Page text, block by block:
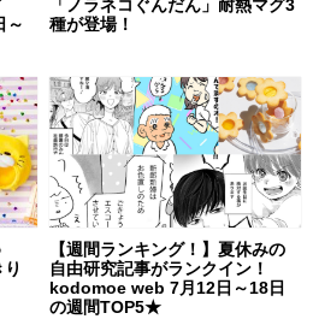
～
「ノラネコぐんだん」耐熱マグ3
種が登場！
【週間ランキング！】夏休みの
自由研究記事がランクイン！
kodomoe web 7月12日～18日
の週間TOP5★